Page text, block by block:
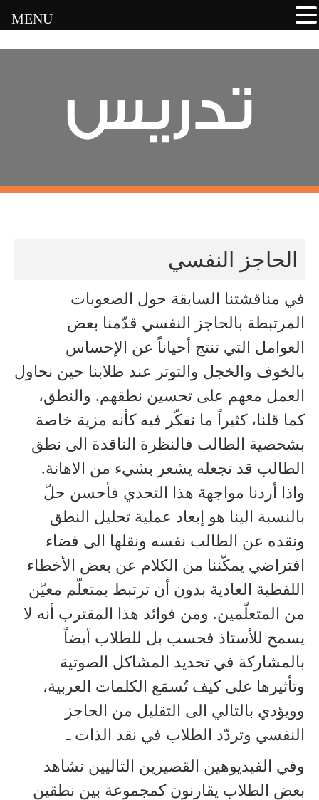
تدريس
الحاجز النفسي
في مناقشتنا السابقة حول الصعوبات
المرتبطة بالحاجز النفسي قدّمنا بعض
العوامل التي تنتج أحياناً عن الإحساس
بالخوف والخجل والتوتر عند طلابنا حين نحاول
العمل معهم على تحسين نطقهم. والنطق،
كما قلنا، كثيراً ما نفكّر فيه كأنه مزية خاصة
بشخصية الطالب فالنظرة الناقدة الى نطق
الطالب قد تجعله يشعر بشيء من الاهانة.
واذا أردنا مواجهة هذا التحدي فأحسن حلّ
بالنسبة الينا هو إبعاد عملية تحليل النطق
ونقده عن الطالب نفسه ونقلها الى فضاء
افتراضي يمكّننا من الكلام عن بعض الأخطاء
اللفظية العادية بدون أن ترتبط بمتعلّم معيّن
من المتعلّمين. ومن فوائد هذا المقترب أنه لا
يسمح للأستاذ فحسب بل للطلاب أيضاً
بالمشاركة في تحديد المشاكل الصوتية
وتأثيرها على كيف تُسمَع الكلمات العربية،
وويؤدي بالتالي الى التقليل من الحاجز
النفسي وتردّد الطلاب في نقد الذات ـ
وفي الفيديوهين القصيرين التاليين نشاهد
بعض الطلاب يقارنون كمجموعة بين نطقين
MENU